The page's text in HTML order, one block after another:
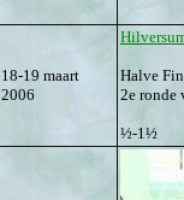
18-19 maart
2006
Halve
2e ronde
½-1½